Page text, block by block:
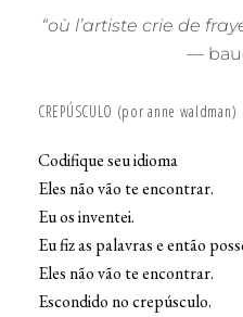
“où l’artiste crie de
—
CREPÚSCULO (por anne waldman)
Codifique seu idioma
Eles não vão te encontrar.
Eu os inventei.
Eu fiz as palavras e então
Eles não vão te encontrar.
Escondido no crepúsculo.